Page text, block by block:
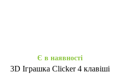
Є в наявності
3D Іграшка Clicker 4 клавіші